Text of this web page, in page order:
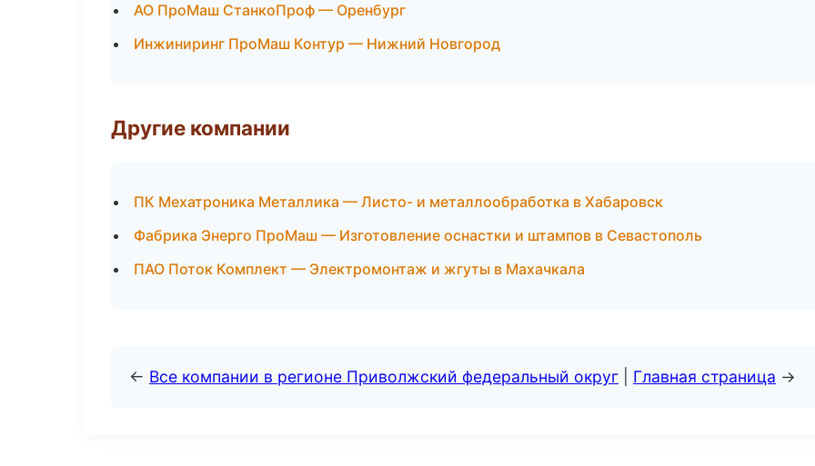
АО ПроМаш СтанкоПроф — Оренбург
Инжиниринг ПроМаш Контур — Нижний Новгород
Другие компании
ПК Мехатроника Металлика — Листо- и металлообработка в Хабаровск
Фабрика Энерго ПроМаш — Изготовление оснастки и штампов в Севастополь
ПАО Поток Комплект — Электромонтаж и жгуты в Махачкала
← Все компании в регионе Приволжский федеральный округ Главная страница →